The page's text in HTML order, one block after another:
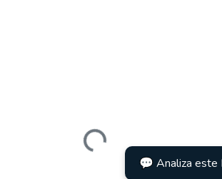
Loading... 💬 Analiza este